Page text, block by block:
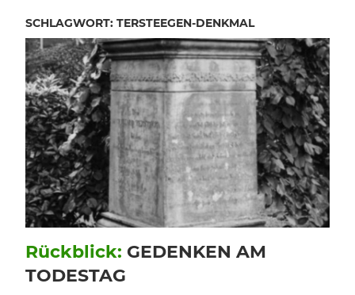
SCHLAGWORT: TERSTEEGEN-DENKMAL
Rückblick: GEDENKEN AM
TODESTAG